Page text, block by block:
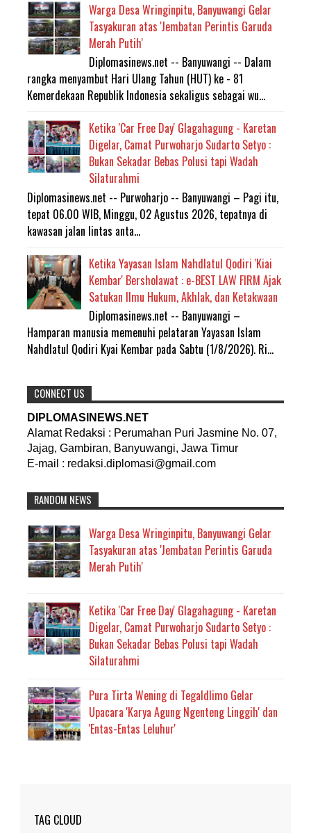
Warga Desa Wringinpitu, Banyuwangi Gelar
Tasyakuran atas 'Jembatan Perintis Garuda
Merah Putih'
Diplomasinews.net -- Banyuwangi -- Dalam
rangka menyambut Hari Ulang Tahun (HUT) ke - 81
Kemerdekaan Republik Indonesia sekaligus sebagai wu...
Ketika 'Car Free Day' Glagahagung - Karetan
Digelar, Camat Purwoharjo Sudarto Setyo :
Bukan Sekadar Bebas Polusi tapi Wadah
Silaturahmi
Diplomasinews.net -- Purwoharjo -- Banyuwangi – Pagi itu,
tepat 06.00 WIB, Minggu, 02 Agustus 2026, tepatnya di
kawasan jalan lintas anta...
Ketika Yayasan Islam Nahdlatul Qodiri 'Kiai
Kembar' Bersholawat : e-BEST LAW FIRM Ajak
Satukan Ilmu Hukum, Akhlak, dan Ketakwaan
Diplomasinews.net -- Banyuwangi –
Hamparan manusia memenuhi pelataran Yayasan Islam
Nahdlatul Qodiri Kyai Kembar pada Sabtu (1/8/2026). Ri...
CONNECT US
DIPLOMASINEWS.NET
Alamat Redaksi : Perumahan Puri Jasmine No. 07,
Jajag, Gambiran, Banyuwangi, Jawa Timur
E-mail : redaksi.diplomasi@gmail.com
RANDOM NEWS
Warga Desa Wringinpitu, Banyuwangi Gelar
Tasyakuran atas 'Jembatan Perintis Garuda
Merah Putih'
Ketika 'Car Free Day' Glagahagung - Karetan
Digelar, Camat Purwoharjo Sudarto Setyo :
Bukan Sekadar Bebas Polusi tapi Wadah
Silaturahmi
Pura Tirta Wening di Tegaldlimo Gelar
Upacara 'Karya Agung Ngenteng Linggih' dan
'Entas-Entas Leluhur'
TAG CLOUD